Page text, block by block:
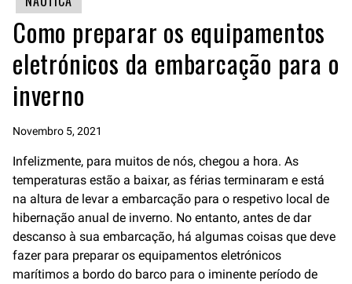
Como preparar os equipamentos
eletrónicos da embarcação para o
inverno
Novembro 5, 2021
Infelizmente, para muitos de nós, chegou a hora. As
temperaturas estão a baixar, as férias terminaram e está
na altura de levar a embarcação para o respetivo local de
hibernação anual de inverno. No entanto, antes de dar
descanso à sua embarcação, há algumas coisas que deve
fazer para preparar os equipamentos eletrónicos
marítimos a bordo do barco para o iminente período de